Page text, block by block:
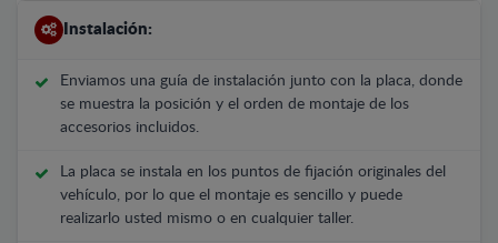
Instalación:
Enviamos una guía de instalación junto con la placa, donde
se muestra la posición y el orden de montaje de los
accesorios incluidos.
La placa se instala en los puntos de fijación originales del
vehículo, por lo que el montaje es sencillo y puede
realizarlo usted mismo o en cualquier taller.